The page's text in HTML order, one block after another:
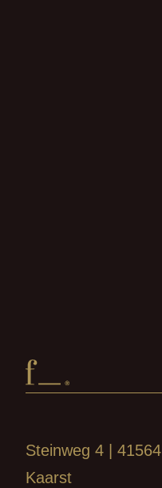
Steinweg 4 | 41564
Kaarst